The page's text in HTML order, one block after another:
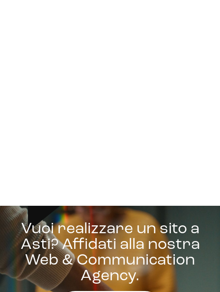
Vuoi realizzare un sito a
Asti? Affidati alla nostra
Web & Communication
Agency.